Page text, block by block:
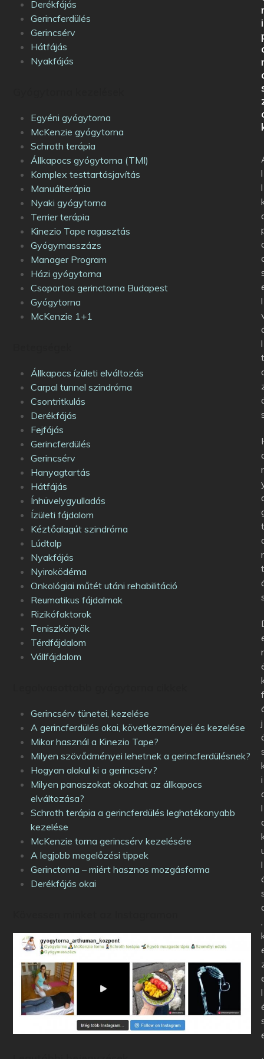
Derékfájás
Gerincferdülés
Gerincsérv
Hátfájás
Nyakfájás
Egyéni gyógytorna
McKenzie gyógytorna
Schroth terápia
Állkapocs gyógytorna (TMI)
Komplex testtartásjavítás
Manuálterápia
Nyaki gyógytorna
Terrier terápia
Kinezio Tape ragasztás
Gyógymasszázs
Manager Program
Házi gyógytorna
Csoportos gerinctorna Budapest
Gyógytorna
McKenzie 1+1
Állkapocs ízületi elváltozás
Carpal tunnel szindróma
Csontritkulás
Derékfájás
Fejfájás
Gerincferdülés
Gerincsérv
Hanyagtartás
Hátfájás
Ínhüvelygyulladás
Ízületi fájdalom
Kéztőalagút szindróma
Lúdtalp
Nyakfájás
Nyiroködéma
Onkológiai műtét utáni rehabilitáció
Reumatikus fájdalmak
Rizikófaktorok
Teniszkönyök
Térdfájdalom
Vállfájdalom
Gerincsérv tünetei, kezelése
A gerincferdülés okai, következményei és kezelése
Mikor használ a Kinezio Tape?
Milyen szövődményei lehetnek a gerincferdülésnek?
Hogyan alakul ki a gerincsérv?
Milyen panaszokat okozhat az állkapocs
elváltozása?
Schroth terápia a gerincferdülés leghatékonyabb
kezelése
McKenzie torna gerincsérv kezelésére
A legjobb megelőzési tippek
Gerinctorna – miért hasznos mozgásforma
Derékfájás okai
i
l
l
l
l
r
r
j
i
l
l
,
l